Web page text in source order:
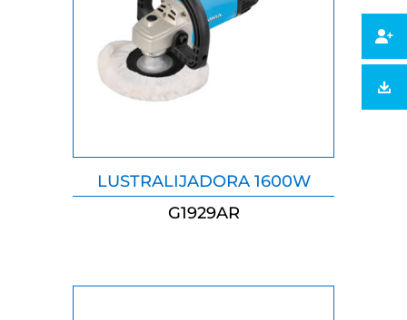
LUSTRALIJADORA 1600W
G1929AR